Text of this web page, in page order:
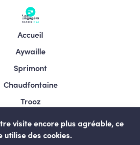
Accueil
Aywaille
Sprimont
Chaudfontaine
Trooz
au-pont
visite encore plus agréable, ce
utilise des cookies.